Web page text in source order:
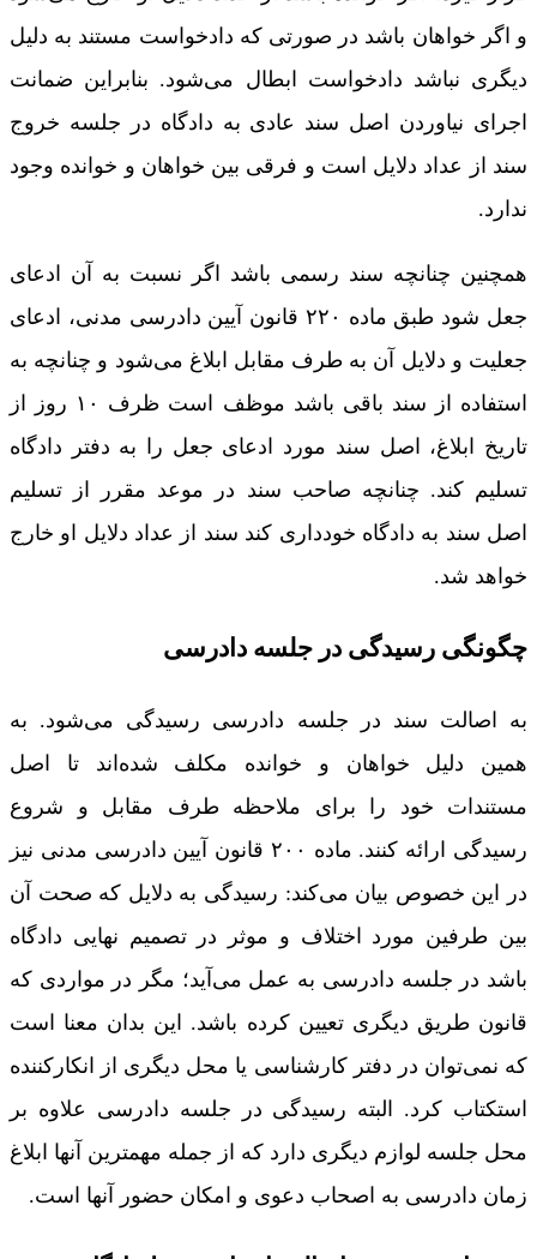
و اگر خواهان باشد در صورتی که دادخواست مستند به دلیل
دیگری نباشد دادخواست ابطال می‌شود. بنابراین ضمانت
اجرای نیاوردن اصل سند عادی به دادگاه در جلسه خروج
سند از عداد دلایل است و فرقی بین خواهان و خوانده وجود
ندارد.
همچنین چنانچه سند رسمی باشد اگر نسبت به آن ادعای
جعل شود طبق ماده ۲۲۰ قانون آیین دادرسی مدنی، ادعای
جعلیت و دلایل آن به طرف مقابل ابلاغ می‌شود و چنانچه به
استفاده از سند باقی باشد موظف است ظرف ۱۰ روز از
تاریخ ابلاغ، اصل سند مورد ادعای جعل را به دفتر دادگاه
تسلیم کند. چنانچه صاحب سند در موعد مقرر از تسلیم
اصل سند به دادگاه خودداری کند سند از عداد دلایل او خارج
خواهد شد.
چگونگی رسیدگی در جلسه دادرسی
به اصالت سند در جلسه دادرسی رسیدگی می‌شود. به
همین دلیل خواهان و خوانده مکلف شده‌اند تا اصل
مستندات خود را برای ملاحظه طرف مقابل و شروع
رسیدگی ارائه کنند. ماده ۲۰۰ قانون آیین دادرسی مدنی نیز
در این خصوص بیان می‌کند: رسیدگی به دلایل که صحت آن
بین طرفین مورد اختلاف و موثر در تصمیم نهایی دادگاه
باشد در جلسه دادرسی به عمل می‌آید؛ مگر در مواردی که
قانون طریق دیگری تعیین کرده باشد. این بدان معنا است
که نمی‌توان در دفتر کار‌شناسی یا محل دیگری از انکارکننده
استکتاب کرد. البته رسیدگی در جلسه دادرسی علاوه بر
محل جلسه لوازم دیگری دارد که از جمله مهمترین آنها ابلاغ
زمان دادرسی به اصحاب دعوی و امکان حضور آنها است.